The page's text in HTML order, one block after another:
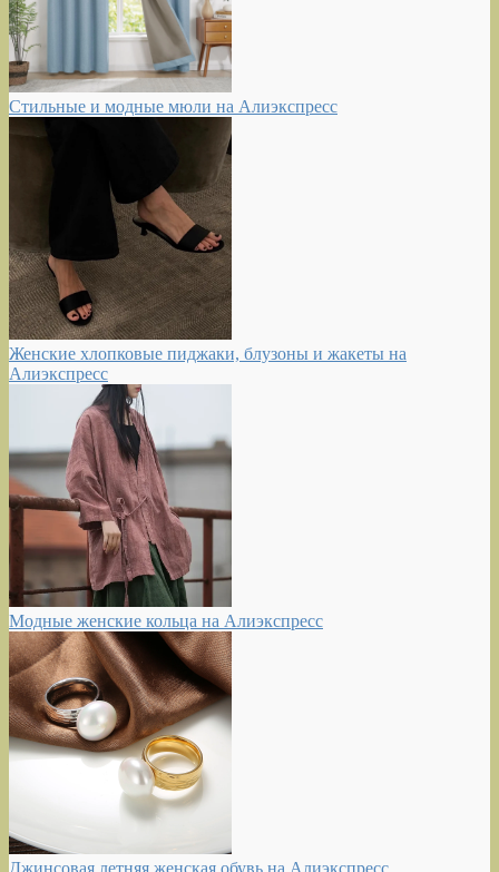
Стильные и модные мюли на Алиэкспресс
Женские хлопковые пиджаки, блузоны и жакеты на
Алиэкспресс
Модные женские кольца на Алиэкспресс
Джинсовая летняя женская обувь на Алиэкспресс